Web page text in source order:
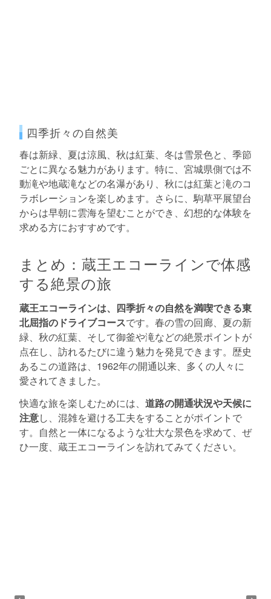
四季折々の自然美
春は新緑、夏は涼風、秋は紅葉、冬は雪景色と、季節
ごとに異なる魅力があります。特に、宮城県側では不
動滝や地蔵滝などの名瀑があり、秋には紅葉と滝のコ
ラボレーションを楽しめます。さらに、駒草平展望台
からは早朝に雲海を望むことができ、幻想的な体験を
求める方におすすめです。
まとめ：蔵王エコーラインで体感
する絶景の旅
蔵王エコーラインは、四季折々の自然を満喫できる東
北屈指のドライブコースです。春の雪の回廊、夏の新
緑、秋の紅葉、そして御釜や滝などの絶景ポイントが
点在し、訪れるたびに違う魅力を発見できます。歴史
あるこの道路は、1962年の開通以来、多くの人々に
愛されてきました。
快適な旅を楽しむためには、 道路の開通状況や天候に
注意し、混雑を避ける工夫をすることがポイントで
す。自然と一体になるような壮大な景色を求めて、ぜ
ひ一度、蔵王エコーラインを訪れてみてください。